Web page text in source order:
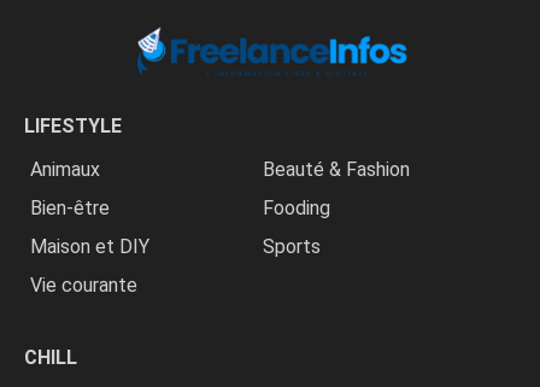
LIFESTYLE
Animaux
Beauté & Fashion
Bien-être
Fooding
Maison et DIY
Sports
Vie courante
CHILL